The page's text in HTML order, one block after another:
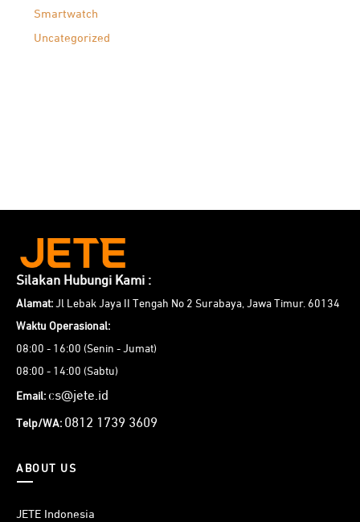
Smartwatch
Uncategorized
Silakan Hubungi Kami :
Alamat: Jl Lebak Jaya II Tengah No 2 Surabaya, Jawa Timur. 60134
Waktu Operasional:
08:00 - 16:00 (Senin - Jumat)
08:00 - 14:00 (Sabtu)
Email: cs@jete.id
Telp/WA: 0812 1739 3609
ABOUT US
JETE Indonesia